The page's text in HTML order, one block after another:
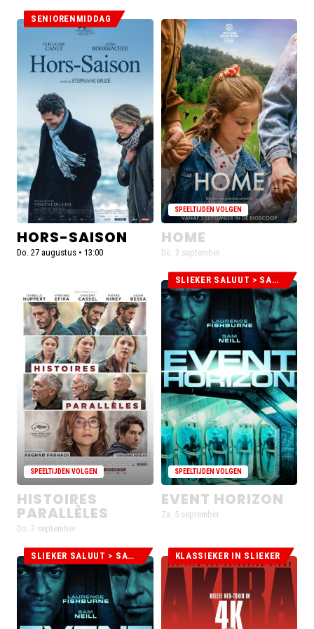
Lees
over
Hors-
saison
SENIORENMIDDAG
HORS-SAISON
Do. 27 augustus • 13:00
De
voorstellingen
voor
Home
zijn
uitverkocht
SPEELTIJDEN VOLGEN
HOME
Do. 3 september
voorstellingen
voor
Histoires
Parallèles
zijn
uitverkocht
SPEELTIJDEN VOLGEN
HISTOIRES
PARALLÈLES
Do. 3 september
De
voorstellingen
voor
Event
Horizon
zijn
uitverkocht
SLIEKER SALUUT > SAM NEILL
SPEELTIJDEN VOLGEN
EVENT HORIZON
Za. 5 september
De
voorstellingen
voor
Event
SLIEKER SALUUT > SAM NEILL
De
voorstellingen
voor
Akira
KLASSIEKER IN SLIEKER